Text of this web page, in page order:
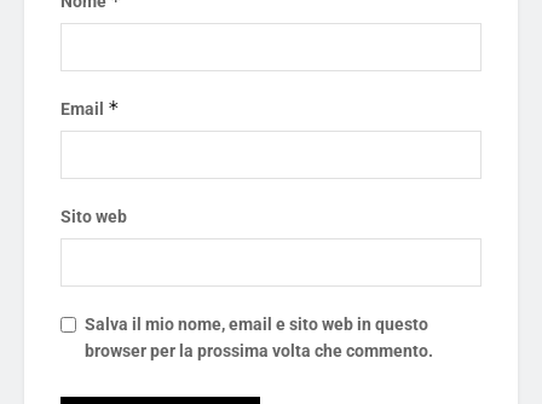
Email *
Sito web
Salva il mio nome, email e sito web in questo
browser per la prossima volta che commento.